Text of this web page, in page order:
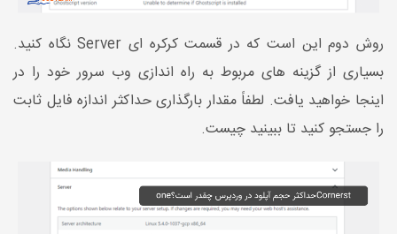
روش دوم این است که در قسمت کرکره ای Server نگاه کنید.
بسیاری از گزینه های مربوط به راه اندازی وب سرور خود را در
اینجا خواهید یافت. لطفاً مقدار بارگذاری حداکثر اندازه فایل ثابت
را جستجو کنید تا ببینید چیست.